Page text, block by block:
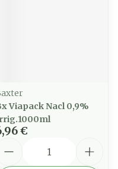
Viapack Nacl 0,9%
€